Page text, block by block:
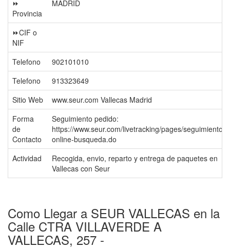
⏩
Provincia
MADRID
⏩CIF o
NIF
Telefono
902101010
Telefono
913323649
Sitio Web
www.seur.com Vallecas Madrid
Forma
de
Contacto
Seguimiento pedido:
https://www.seur.com/livetracking/pages/seguimiento-
online-busqueda.do
Actividad
Recogida, envio, reparto y entrega de paquetes en
Vallecas con Seur
Como Llegar a SEUR VALLECAS en la
Calle CTRA VILLAVERDE A
VALLECAS, 257 -